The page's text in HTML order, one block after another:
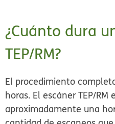
¿Cuánto dura
TEP/RM?
El procedimiento
horas. El escáner TEP/RM
aproximadamente una